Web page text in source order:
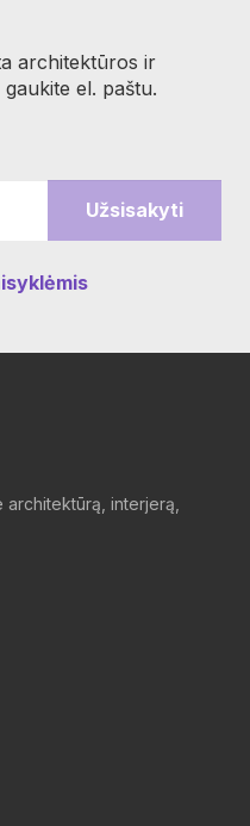
architektūros ir
el. paštu.
interjerą,